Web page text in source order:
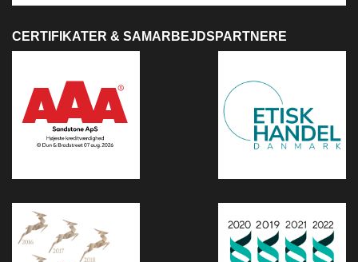
CERTIFIKATER & SAMARBEJDSPARTNERE